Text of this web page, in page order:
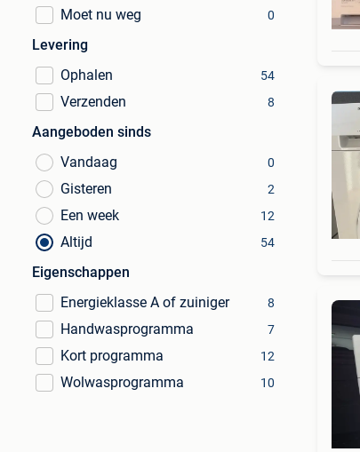
Moet nu weg
0
Levering
Ophalen
54
Verzenden 8
Aangeboden sinds
Vandaag
0
Gisteren 2
Een week 12
Altijd 54
Eigenschappen
Energieklasse A of zuiniger
8
Handwasprogramma 7
Kort programma 12
Wolwasprogramma 10